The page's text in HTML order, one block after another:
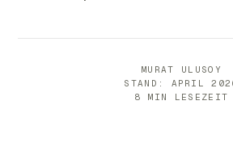
MURAT ULUSOY
STAND: APRIL
8 MIN LESEZEIT